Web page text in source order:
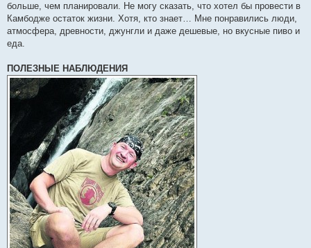
больше, чем планировали. Не могу сказать, что хотел бы провести в
Камбодже остаток жизни. Хотя, кто знает… Мне понравились люди,
атмосфера, древности, джунгли и даже дешевые, но вкусные пиво и
еда.
ПОЛЕЗНЫЕ НАБЛЮДЕНИЯ